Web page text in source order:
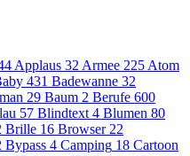
Applaus 32 Armee 225 Atom
431 Badewanne 32
29 Baum 2 Berufe 600
57 Blindtext 4 Blumen 80
Brille 16 Browser 22
Bypass 4 Camping 18 Cartoon